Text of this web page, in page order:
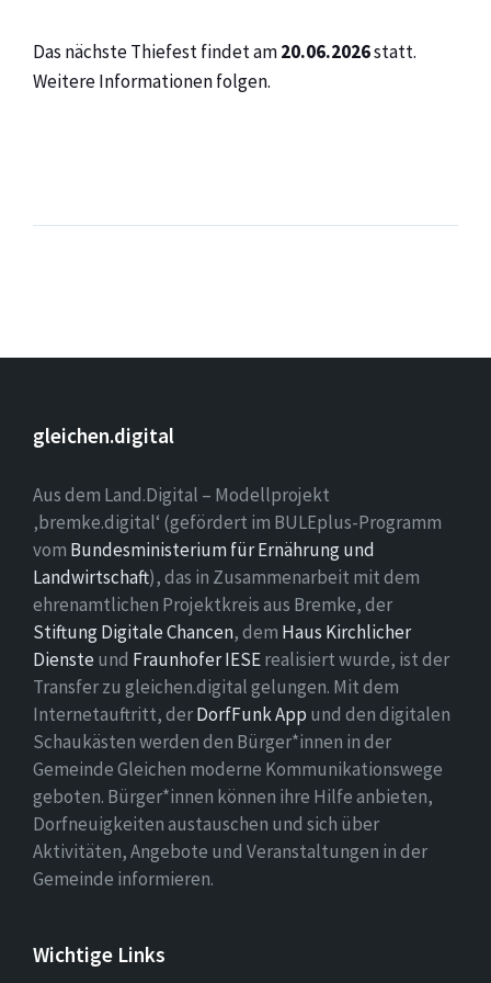
Das nächste Thiefest findet am20.06.2026statt.
Weitere Informationen folgen.
gleichen.digital
Aus dem Land.Digital – Modellprojekt
‚bremke.digital‘ (gefördert im BULEplus-Programm
vom Bundesministerium für Ernährung und
Landwirtschaft), das in Zusammenarbeit mit dem
ehrenamtlichen Projektkreis aus Bremke, der
Stiftung Digitale Chancen, dem Haus Kirchlicher
Dienste und Fraunhofer IESErealisiert wurde, ist der
Transfer zu gleichen.digital gelungen. Mit dem
Internetauftritt, derDorfFunk App und den digitalen
Schaukästen werden den Bürger*innen in der
Gemeinde Gleichen moderne Kommunikationswege
geboten. Bürger*innen können ihre Hilfe anbieten,
Dorfneuigkeiten austauschen und sich über
Aktivitäten, Angebote und Veranstaltungen in der
Gemeinde informieren.
Wichtige Links